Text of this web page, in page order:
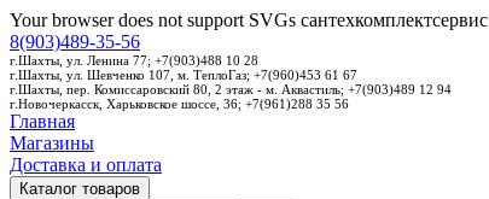
Your browser does not support SVGs сантехкомплектсервис
8(903)489-35-56
г.Шахты, ул. Ленина 77; +7(903)488 10 28
г.Шахты, ул. Шевченко 107, м. ТеплоГаз; +7(960)453 61 67
г.Шахты, пер. Комиссаровский 80, 2 этаж - м. Аквастиль; +7(903)489 12 94
г.Новочеркасск, Харьковское шоссе, 36; +7(961)288 35 56
Главная
Магазины
Доставка и оплата
Каталог товаров